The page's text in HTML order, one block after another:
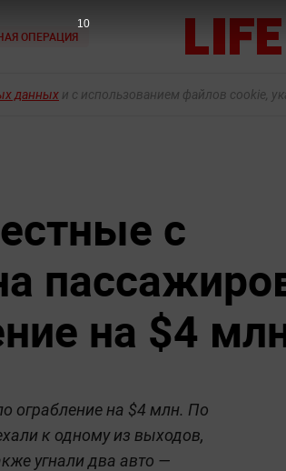
ОПЕРАЦИЯ
данных и с использованием файлов cookie,
с
на $4
ограбление на $4 млн. По
к одному из выходов,
угнали два авто —
9